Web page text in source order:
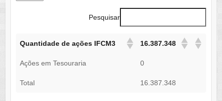
Pesquisar
Quantidade de ações IFCM3 16.387.348
Ações em Tesouraria 0
Total 16.387.348